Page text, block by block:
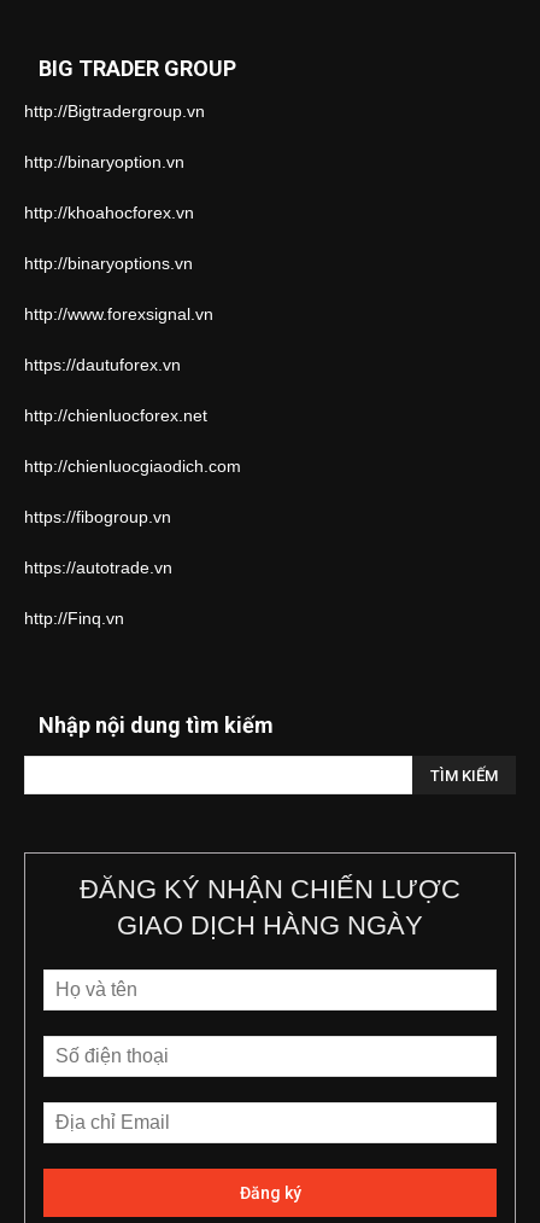
BIG TRADER GROUP
http://Bigtradergroup.vn
http://binaryoption.vn
http://khoahocforex.vn
http://binaryoptions.vn
http://www.forexsignal.vn
https://dautuforex.vn
http://chienluocforex.net
http://chienluocgiaodich.com
https://fibogroup.vn
https://autotrade.vn
http://Finq.vn
Nhập nội dung tìm kiếm
ĐĂNG KÝ NHẬN CHIẾN LƯỢC
GIAO DỊCH HÀNG NGÀY